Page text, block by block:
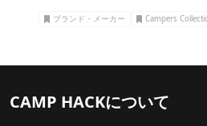
ブランド・メーカー Campers
CAMP HACKについて